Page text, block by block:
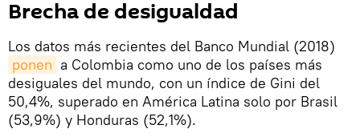
Brecha de desigualdad
Los datos más recientes del Banco Mundial (2018)
ponen a Colombia como uno de los países más
desiguales del mundo, con un índice de Gini del
50,4%, superado en América Latina solo por Brasil
(53,9%) y Honduras (52,1%).